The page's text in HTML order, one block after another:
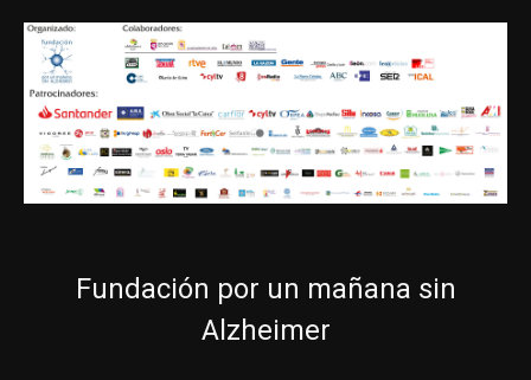
Fundación por un mañana sin
Alzheimer